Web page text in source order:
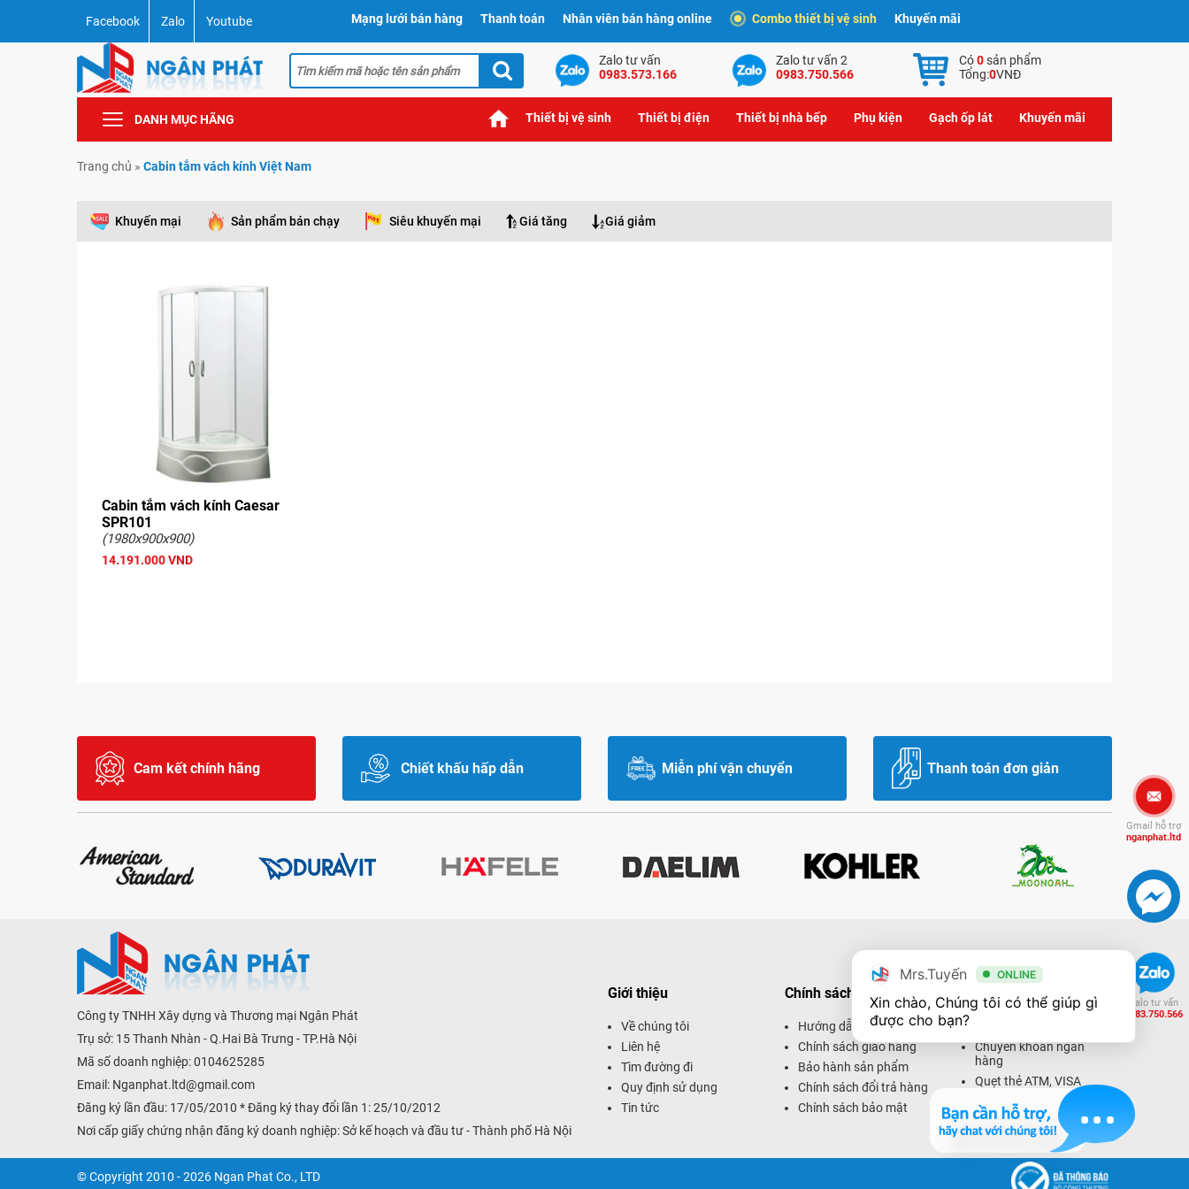
Facebook Zalo Youtube Mạng lưới bán hàng Thanh toán Nhân viên bán hàng online Combo thiết bị vệ sinh Khuyến mãi
Zalo tư vấn
0983.573.166
Zalo tư vấn 2
0983.750.566
Có0sản phẩm
Tổng:0VNĐ
DANH MỤC HÃNG Thiết bị vệ sinh Thiết bị điện Thiết bị nhà bếp Phụ kiện Gạch ốp lát Khuyến mãi
Trang chủ » Cabin tắm vách kính Việt Nam
Khuyến mại Sản phẩm bán chạy Siêu khuyến mại Giá tăng Giá giảm
Cabin tắm vách kính Caesar
SPR101
(1980x900x900)
14.191.000 VND
Cam kết chính hãng Chiết khấu hấp dẫn Miễn phí vận chuyển Thanh toán đơn giản
Công ty TNHH Xây dựng và Thương mại Ngân Phát
Trụ sở: 15 Thanh Nhàn - Q.Hai Bà Trưng - TP.Hà Nội
Mã số doanh nghiệp: 0104625285
Email: Nganphat.ltd@gmail.com
Đăng ký lần đầu: 17/05/2010 * Đăng ký thay đổi lần 1: 25/10/2012
Nơi cấp giấy chứng nhận đăng ký doanh nghiệp: Sở kế hoạch và đầu tư - Thành phố Hà Nội
Giới thiệu
Về chúng tôi
Liên hệ
Tìm đường đi
Quy định sử dụng
Tin tức
Chính sách mua hàng
Hướng dẫn mua hàng
Chính sách giao hàng
Bảo hành sản phẩm
Chính sách đổi trả hàng
Chính sách bảo mật
Hình thức thanh toán
Chuyển khoản ngân
hàng
Quẹt thẻ ATM, VISA
Thanh toán trực tuyến
© Copyright 2010 - 2026 Ngan Phat Co., LTD
Gmail hỗ trợ
nganphat.ltd
Zalo tư vấn
0983.750.566
Mrs.Tuyến ONLINE
Xin chào, Chúng tôi có thể giúp gì
được cho bạn?